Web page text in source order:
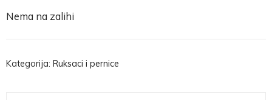
Nema na zalihi
Kategorija: Ruksaci i pernice